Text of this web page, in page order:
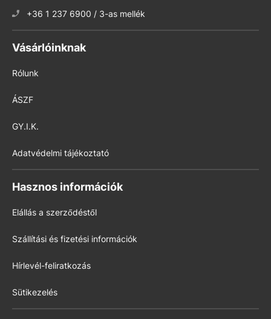
+36 1 237 6900 / 3-as mellék
Vásárlóinknak
Rólunk
ÁSZF
GY.I.K.
Adatvédelmi tájékoztató
Hasznos információk
Elállás a szerződéstől
Szállítási és fizetési információk
Hírlevél-feliratkozás
Sütikezelés